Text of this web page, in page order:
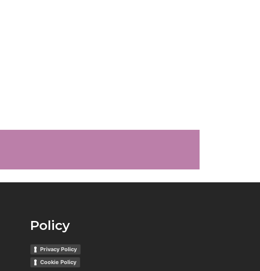
Policy
Privacy Policy
Cookie Policy